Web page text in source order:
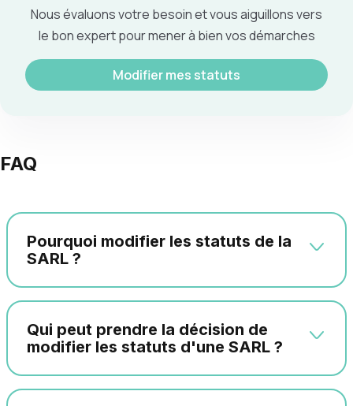
Nous évaluons votre besoin et vous aiguillons vers
le bon expert pour mener à bien vos démarches
Modifier mes statuts
FAQ
Pourquoi modifier les statuts de la
SARL ?
Qui peut prendre la décision de
modifier les statuts d'une SARL ?